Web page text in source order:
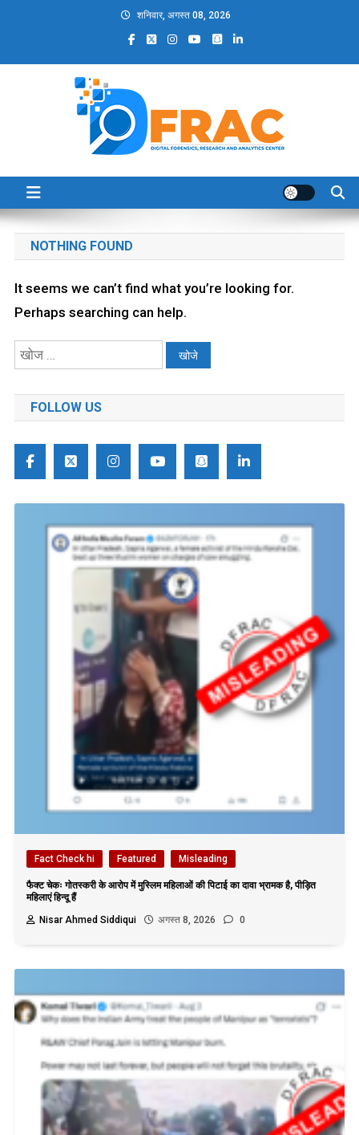
शनिवार, अगस्त 08, 2026
DFRAC_ORG
NOTHING FOUND
It seems we can’t find what you’re looking for.
Perhaps searching can help.
निम्न
खोजें:FOLLOW US
Fact Check hi Featured Misleading
फैक्ट चेकः गोतस्करी के आरोप में मुस्लिम महिलाओं की पिटाई का दावा भ्रामक है, पीड़ित
महिलाएं हिन्दू हैं
Nisar Ahmed Siddiqui
अगस्त 8, 2026 0